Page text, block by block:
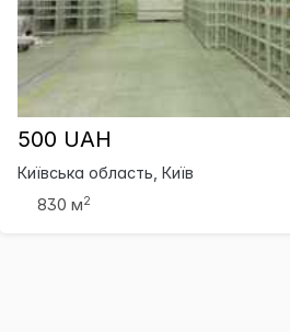
500 UAH
Київська область, Київ
830 м2